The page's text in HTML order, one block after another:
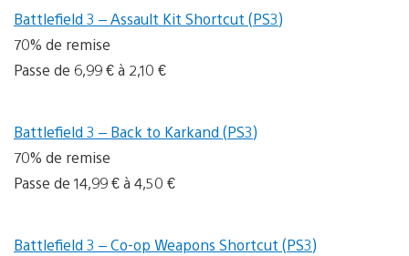
Battlefield 3 – Assault Kit Shortcut (PS3)
70% de remise
Passe de 6,99 € à 2,10 €
Battlefield 3 – Back to Karkand (PS3)
70% de remise
Passe de 14,99 € à 4,50 €
Battlefield 3 – Co-op Weapons Shortcut (PS3)